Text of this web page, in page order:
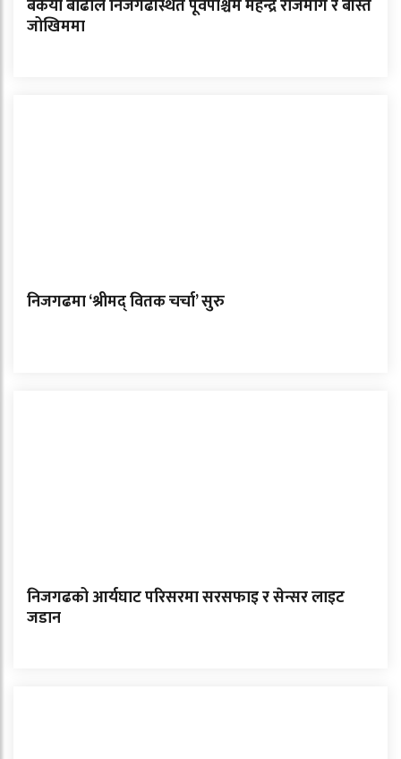
बकैया बाढीले निजगढस्थित पूर्वपश्चिम महेन्द्र राजमार्ग र बस्ति
जोखिममा
निजगढमा ‘श्रीमद् वितक चर्चा’ सुरु
निजगढको आर्यघाट परिसरमा सरसफाइ र सेन्सर लाइट
जडान